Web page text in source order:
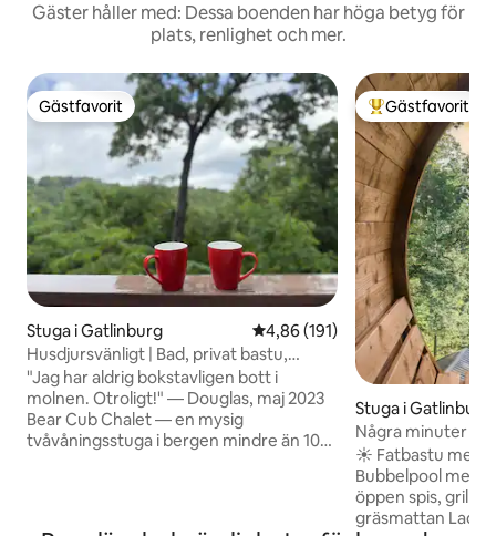
Gäster håller med: Dessa boenden har höga betyg för
plats, renlighet och mer.
Gästfavorit
Gästfavorit
Stuga i Gatlinburg 4,86 av 5 i genomsnittligt
4,86 (191)
Husdjursvänligt | Bad, privat bastu,
bubbelpool, utsikt
"Jag har aldrig bokstavligen bott i
molnen. Otroligt!" — Douglas, maj 2023
Bear Cub Chalet — en mysig
tvåvåningsstuga i bergen mindre än 10
Populär
Gästfavorit
Stuga i Gatlinburg
Några minuter till
höststuga
☀ Fatbastu med
Bubbelpool med
öppen spis, grill ☀
gräsmattan